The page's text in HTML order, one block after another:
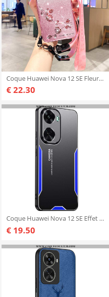
Coque Huawei Nova 12 SE Fleurs et Strass à Lanière
€ 22.30
Coque Huawei Nova 12 SE Effet Métal
€ 19.50